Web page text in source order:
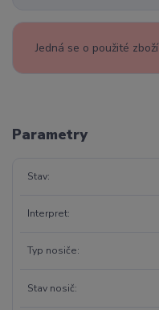
Jedná se o použité zboží
Parametry
Stav
Interpret
Typ nosiče
Stav nosič